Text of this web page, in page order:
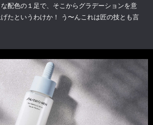
配色の１足で、そこからグラデーションを意
たというわけか！ う〜んこれは匠の技とも言